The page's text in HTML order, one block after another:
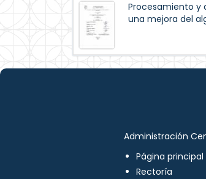
Procesamiento y
una mejora del
Administración
Página principal
Rectoría